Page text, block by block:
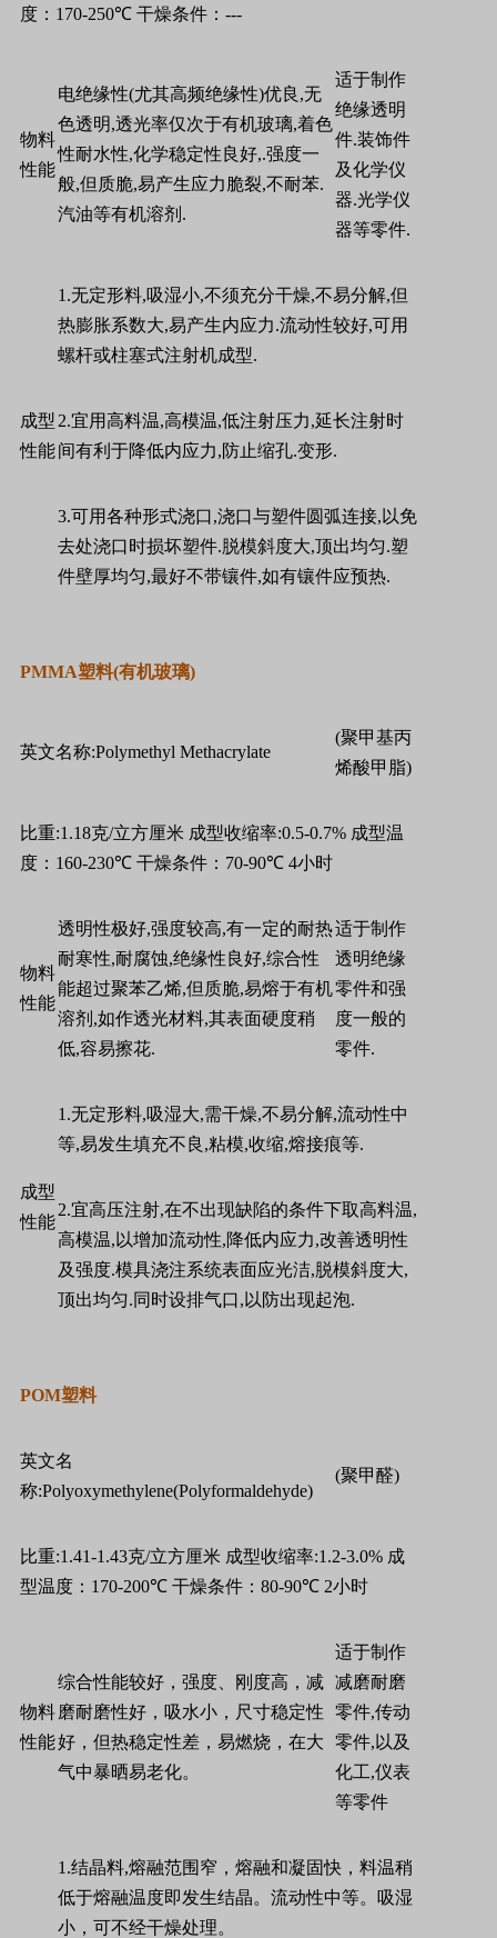
度： 170-250℃ 干燥条件： ---
物料
性能
电绝缘性(尤其高频绝缘性)优良 ,无
色透明,透光率仅次于有机玻璃,着色
性耐水性,化学稳定性良好,.强度一
般,但质脆,易产生应力脆裂,不耐苯.
汽油等有机溶剂 .
适于制作
绝缘透明
件.装饰件
及化学仪
器.光学仪
器等零件.
成型
性能
1.无定形料,吸湿小,不须充分干燥,不易分解,但
热膨胀系数大,易产生内应力.流动性较好,可用
螺杆或柱塞式注射机成型.
2.宜用高料温,高模温,低注射压力,延长注射时
间有利于降低内应力,防止缩孔.变形.
3.可用各种形式浇口,浇口与塑件圆弧连接, 以免
去处浇口时损坏塑件.脱模斜度大,顶出均匀.塑
件壁厚均匀,最好不带镶件,如有镶件应预热.
PMMA塑料(有机玻璃)
英文名称:Polymethyl Methacrylate
(聚甲基丙
烯酸甲脂)
比重:1.18克/立方厘米 成型收缩率:0.5-0.7% 成型温
度： 160-230℃ 干燥条件： 70-90℃ 4小时
物料
性能
透明性极好,强度较高,有一定的耐热
耐寒性,耐腐蚀,绝缘性良好,综合性
能超过聚苯乙烯,但质脆,易熔于有机
溶剂 ,如作透光材料,其表面硬度稍
低,容易擦花.
适于制作
透明绝缘
零件和强
度一般的
零件.
成型
性能
1.无定形料,吸湿大,需干燥,不易分解,流动性中
等,易发生填充不良 ,粘模,收缩,熔接痕等.
2.宜高压注射,在不出现缺陷的条件下取高料温,
高模温, 以增加流动性,降低内应力,改善透明性
及强度.模具浇注系统表面应光洁,脱模斜度大,
顶出均匀.同时设排气口, 以防出现起泡.
POM塑料
英文名
称:Polyoxymethylene(Polyformaldehyde)
(聚甲醛)
比重:1.41-1.43克/立方厘米 成型收缩率:1.2-3.0% 成
型温度： 170-200℃ 干燥条件： 80-90℃ 2小时
物料
性能
综合性能较好，强度、刚度高，减
磨耐磨性好，吸水小，尺寸稳定性
好，但热稳定性差，易燃烧，在大
气中暴晒易老化。
适于制作
减磨耐磨
零件,传动
零件, 以及
化工,仪表
等零件
1.结晶料,熔融范围窄，熔融和凝固快，料温稍
低于熔融温度即发生结晶。流动性中等。吸湿
小，可不经干燥处理。